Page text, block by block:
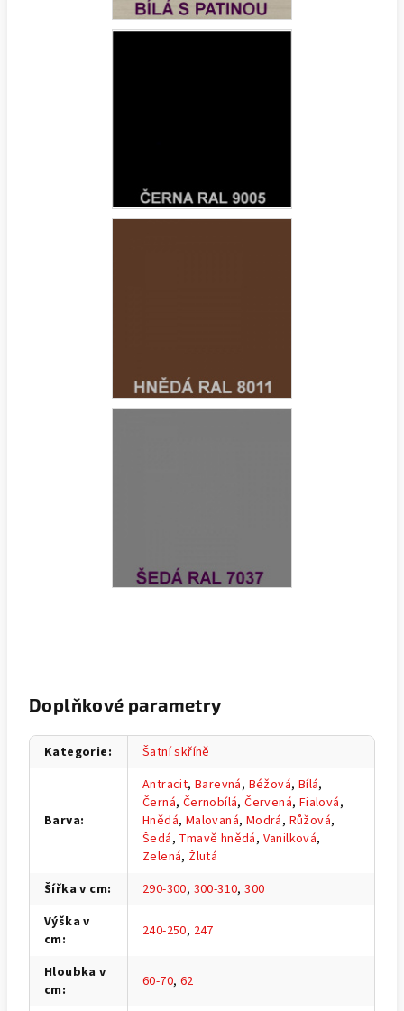
Doplňkové parametry
Kategorie: Šatní skříně
Barva:
Antracit,Barevná, Béžová, Bílá,
Černá, Černobílá,Červená, Fialová,
Hnědá, Malovaná, Modrá, Růžová,
Šedá, Tmavě hnědá, Vanilková,
Zelená, Žlutá
Šířka v cm: 290-300, 300-310,300
Výška v
cm: 240-250, 247
Hloubka v
cm: 60-70, 62